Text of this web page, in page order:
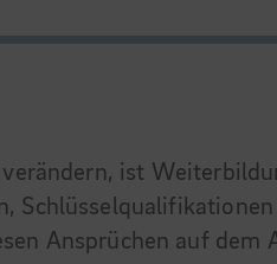
ist
Ansprüchen auf